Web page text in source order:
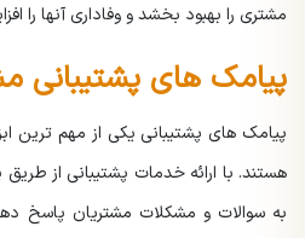
مشتری را بهبود بخشد و وفاداری آنها را
پیامک های پشتیبانی
پیامک های پشتیبانی یکی از مهم ترین
هستند. با ارائه خدمات پشتیبانی از
به سوالات و مشکلات مشتریان پاسخ